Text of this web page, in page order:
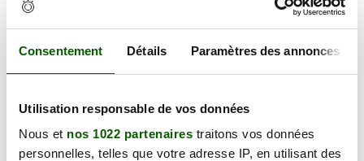
Consentement Détails Paramètres des annonces
Utilisation responsable de vos données
Nous et nos 1022 partenaires traitons vos données
personnelles, telles que votre adresse IP, en utilisant des
Téléphone *
En validant ce formulaire, j'accepte la politique de
protection des données et lesconditions générales
pris connaissance.
Réserver maintenant